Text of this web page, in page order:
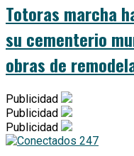
Totoras marcha
su cementerio
obras de
Publicidad
Publicidad
Publicidad